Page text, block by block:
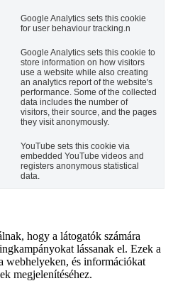
Google Analytics sets this cookie
for user behaviour tracking.n
Google Analytics sets this cookie to
store information on how visitors
use a website while also creating
an analytics report of the website's
performance. Some of the collected
data includes the number of
visitors, their source, and the pages
they visit anonymously.
YouTube sets this cookie via
embedded YouTube videos and
registers anonymous statistical
data.
hogy a látogatók számára
lássanak el. Ezek a
webhelyeken, és információkat
megjelenítéséhez.